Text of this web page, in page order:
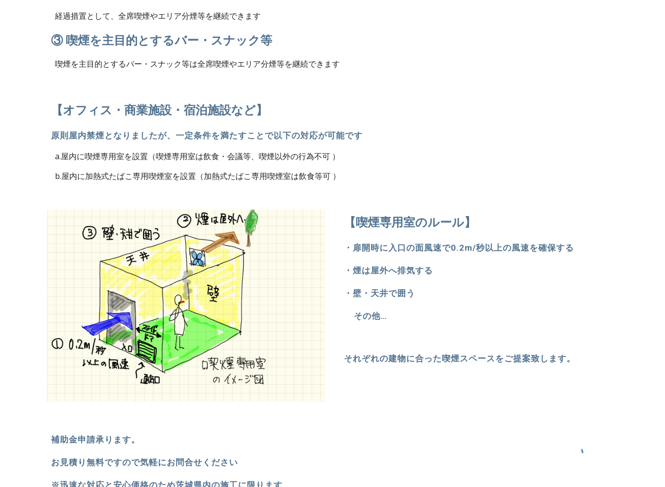
  経過措置として、全席喫煙やエリア分煙等を継続できます
③ 喫煙を主目的とするバー・スナック等
  喫煙を主目的とするバー・スナック等は全席喫煙やエリア分煙等を継続できます
【オフィス・商業施設・宿泊施設など】
原則屋内禁煙となりましたが、一定条件を満たすことで以下の対応が可能です
  a.屋内に喫煙専用室を設置（喫煙専用室は飲食・会議等、喫煙以外の行為不可 ）
  b.屋内に加熱式たばこ専用喫煙室を設置（加熱式たばこ専用喫煙室は飲食等可 ）
【喫煙専用室のルール】
・扉開時に入口の面風速で0.2m/秒以上の風速を確保する
・煙は屋外へ排気する
・壁・天井で囲う
    その他…
それぞれの建物に合った喫煙スペースをご提案致します。
補助金申請承ります。
お見積り無料ですので気軽にお問合せください
※迅速な対応と安心価格のため茨城県内の施工に限ります